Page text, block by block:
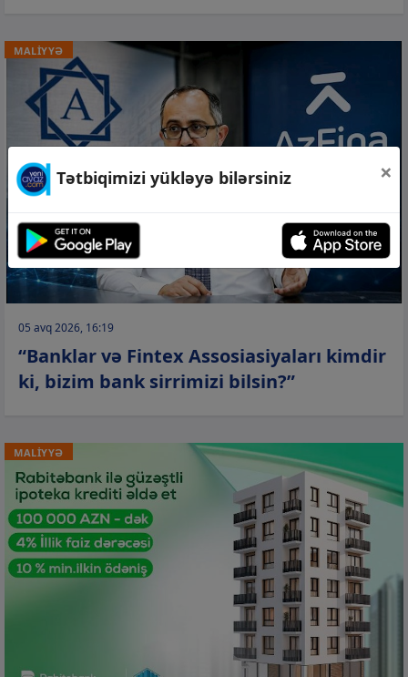
MALİYYƏ
05 avq 2026, 16:19
“Banklar və Fintex Assosiasiyaları kimdir
ki, bizim bank sirrimizi bilsin?”
MALİYYƏ
Tətbiqimizi yükləyə bilərsiniz ×